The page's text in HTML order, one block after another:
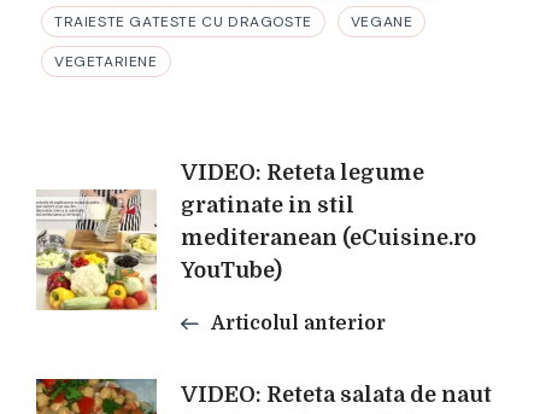
TRAIESTE GATESTE CU DRAGOSTE VEGANE
VEGETARIENE
Navigare
în
articole
VIDEO: Reteta legume
gratinate in stil
mediteranean (eCuisine.ro
YouTube)
Articolul anterior
VIDEO: Reteta salata de naut